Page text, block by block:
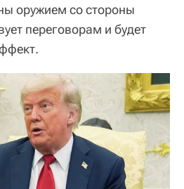
оружием со стороны
переговорам и будет